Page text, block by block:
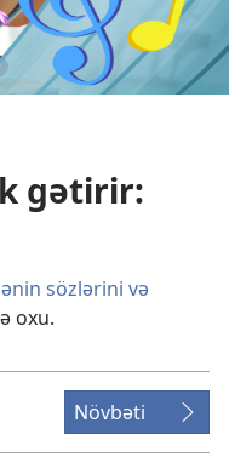
gətirir:
sözlərini və
oxu.
Növbəti